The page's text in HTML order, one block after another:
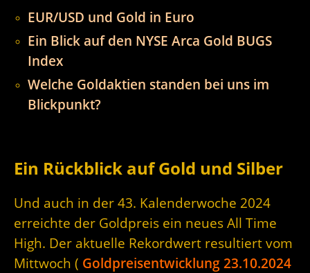
EUR/USD und Gold in Euro
Ein Blick auf den NYSE Arca Gold BUGS
Index
Welche Goldaktien standen bei uns im
Blickpunkt?
Ein Rückblick auf Gold und Silber
Und auch in der 43. Kalenderwoche 2024
erreichte der Goldpreis ein neues All Time
High. Der aktuelle Rekordwert resultiert vom
Mittwoch ( Goldpreisentwicklung 23.10.2024